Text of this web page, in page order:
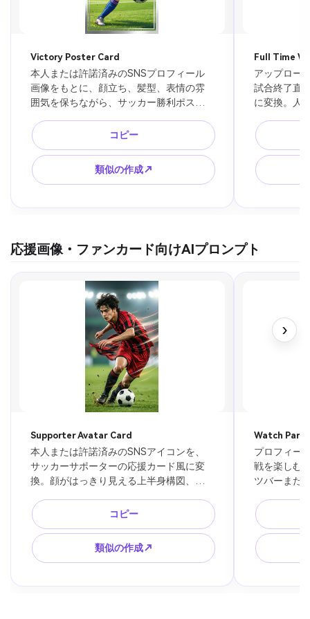
Victory Poster Card
本人または許諾済みのSNSプロフィール
画像をもとに、顔立ち、髪型、表情の雰
囲気を保ちながら、サッカー勝利ポスタ
空チームの青いユニフォーム、スタジア
ムライト、白い紙吹雪、勝利直後の高揚
感、メタリックカードフレーム、中央に
大きく人物配置。公式ロゴ、実在選手の
コピー
類似の作成↗
Full Time
アップロー
試合終了直
に変換。人
青と白のラ
ド、芝生、
字「
ザイン。放
応援画像・ファンカード向けAIプロンプト
Supporter Avatar Card
本人または許諾済みのSNSアイコンを、
サッカーサポーターの応援カード風に変
換。顔がはっきり見える上半身構図、青
ライト、紙吹雪、手に持つ抽象的なフラ
ッグ。選手ではなくファンとして自然に
表現。実在チームのロゴや公式エンブレ
ムは使わない。丸型アイコンにしても映
コピー
類似の作成↗
Watch
プロフィー
戦を楽しむ
ツバーまた
食、背景に
放送画面、
れない。
カード枠付
›